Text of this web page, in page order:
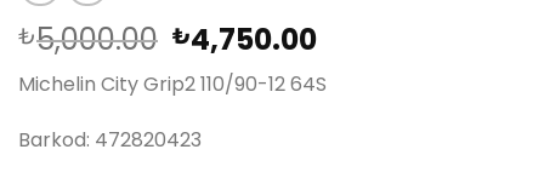
₺5,000.00 Orijinal
fiyat:
₺5,000.00.
₺4,750.00Şu
andaki
fiyat:
Michelin City Grip2 110/90-12 64S
Barkod: 472820423